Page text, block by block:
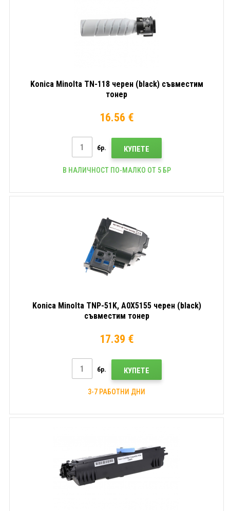
Konica Minolta TN-118 черен (black) съвместим
тонер
16.56 €
бр. КУПЕТЕ
В НАЛИЧНОСТ ПО-МАЛКО ОТ 5 БР
Konica Minolta TNP-51K, A0X5155 черен (black)
съвместим тонер
17.39 €
бр. КУПЕТЕ
3-7 РАБОТНИ ДНИ